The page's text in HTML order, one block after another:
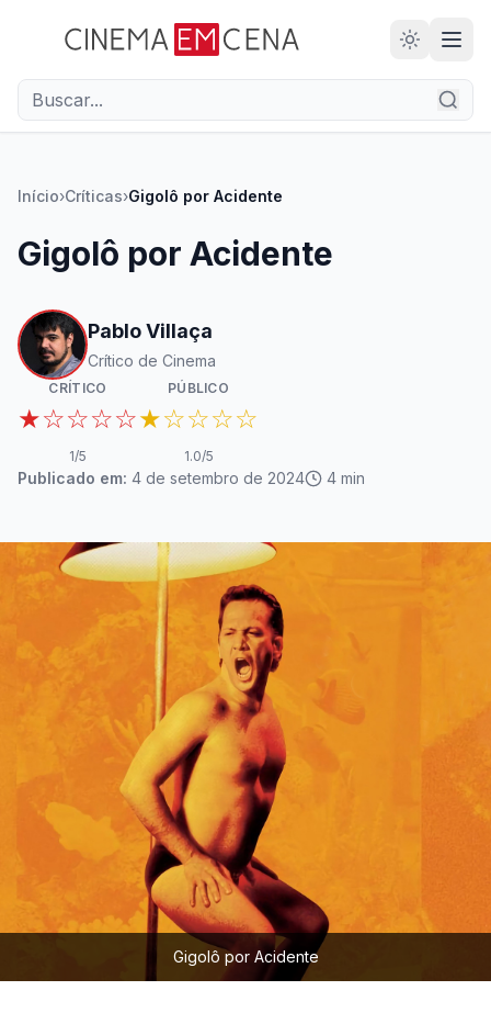
28
ANOS
Início›Críticas›Gigolô por Acidente
Gigolô por Acidente
Pablo Villaça
Crítico de Cinema
CRÍTICO
★☆☆☆☆
1/5
PÚBLICO
★☆☆☆☆
1.0/5
Publicado em: 4 de setembro de 2024 4 min
Gigolô por Acidente